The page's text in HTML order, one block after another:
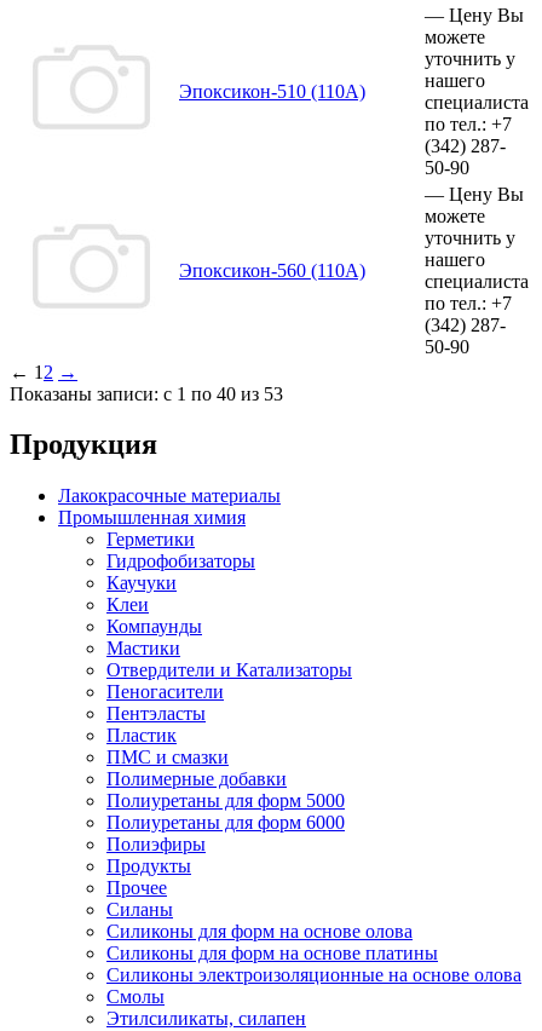
Эпоксикон-510 (110А)
— Цену Вы
можете
уточнить у
нашего
специалиста
по тел.: +7
(342) 287-
50-90
Эпоксикон-560 (110А)
— Цену Вы
можете
уточнить у
нашего
специалиста
по тел.: +7
(342) 287-
50-90
← 1 2 →
Показаны записи: с 1 по 40 из 53
Продукция
Лакокрасочные материалы
Промышленная химия
Герметики
Гидрофобизаторы
Каучуки
Клеи
Компаунды
Мастики
Отвердители и Катализаторы
Пеногасители
Пентэласты
Пластик
ПМС и смазки
Полимерные добавки
Полиуретаны для форм 5000
Полиуретаны для форм 6000
Полиэфиры
Продукты
Прочее
Силаны
Силиконы для форм на основе олова
Силиконы для форм на основе платины
Силиконы электроизоляционные на основе олова
Смолы
Этилсиликаты, силапен